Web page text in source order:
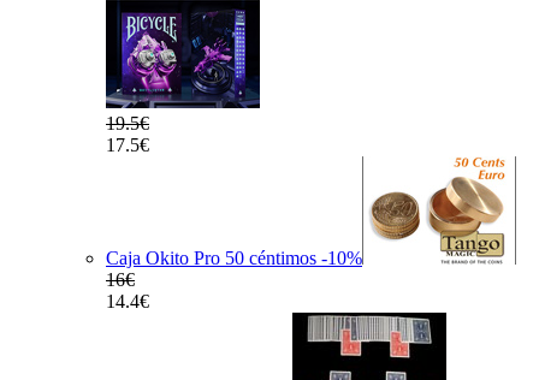
19.5€
17.5€
Caja Okito Pro 50 céntimos -10%
16€
14.4€